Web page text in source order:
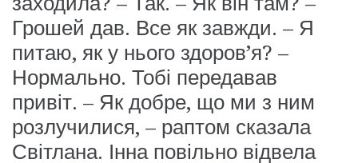
Грошей дав. Все як завжди. – Я
питаю, як у нього здоров’я? –
Нормально. Тобі передавав
привіт. – Як добре, що ми з ним
розлучилися, – раптом сказала
Світлана. Інна повільно відвела